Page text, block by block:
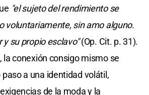
"el sujeto del rendimiento se
voluntariamente, sin amo alguno.
y su propio esclavo"(Op. Cit. p. 31).
la conexión consigo mismo se
a una identidad volátil,
de la moda y la